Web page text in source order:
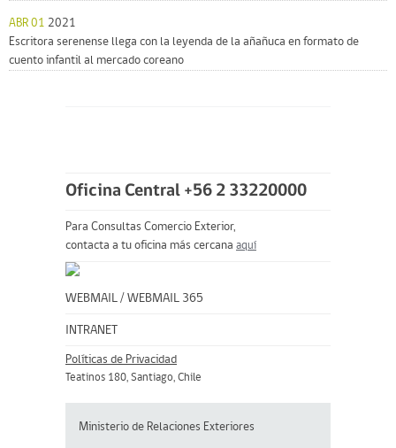
ABR 01 2021
Escritora serenense llega con la leyenda de la añañuca en formato de
cuento infantil al mercado coreano
Oficina Central +56 2 33220000
Para Consultas Comercio Exterior,
contacta a tu oficina más cercana aquí
WEBMAIL / WEBMAIL 365
INTRANET
Políticas de Privacidad
Teatinos 180, Santiago, Chile
Ministerio de Relaciones Exteriores